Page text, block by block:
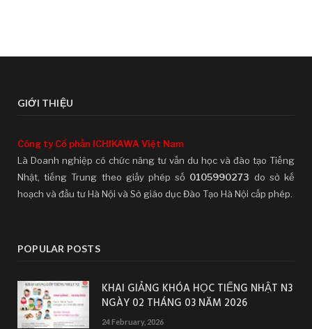
GIỚI THIỆU
Công ty Cổ phần ICHIKAWA Việt Nam
Là Doanh nghiệp có chức năng tư vấn du học và đào tạo Tiếng
Nhật, tiếng Trung theo giấy phép số 0105990273 do sở kế
hoạch và đầu tư Hà Nội và Sở giáo dục Đào Tạo Hà Nội cấp phép.
POPULAR POSTS
KHAI GIẢNG KHÓA HỌC TIẾNG NHẬT N3
NGÀY 02 THÁNG 03 NĂM 2026
24 February, 2026